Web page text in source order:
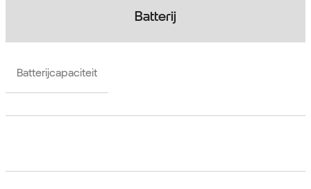
Batterij
Batterijcapaciteit